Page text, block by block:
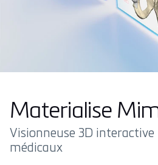
Materialise
Visionneuse 3D interactive
médicaux